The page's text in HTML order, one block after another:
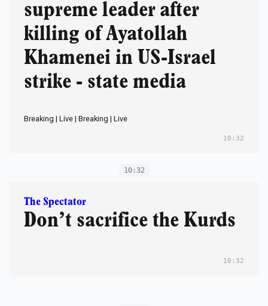
supreme leader after
killing of Ayatollah
Khamenei in US-Israel
strike - state media
Breaking | Live | Breaking | Live
10:32
10:32
The Spectator
Don’t sacrifice the Kurds
10:32